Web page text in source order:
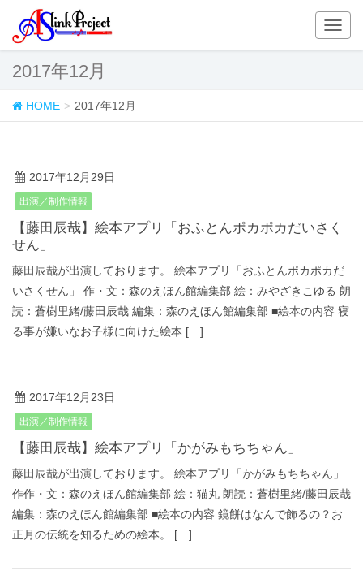
T
a
o
n
2017年12月
HOME 2017年12月
2017年12月29日
出演／制作情報
【藤田辰哉】絵本アプリ「おふとんポカポカだいさく
せん」
藤田辰哉が出演しております。 絵本アプリ「おふとんポカポカだ
いさくせん」 作・文：森のえほん館編集部 絵：みやざきこゆる 朗
読：蒼樹里緒/藤田辰哉 編集：森のえほん館編集部 ■絵本の内容 寝
る事が嫌いなお子様に向けた絵本 […]
2017年12月23日
出演／制作情報
【藤田辰哉】絵本アプリ「かがみもちちゃん」
藤田辰哉が出演しております。 絵本アプリ「かがみもちちゃん」
作作・文：森のえほん館編集部 絵：猫丸 朗読：蒼樹里緒/藤田辰哉
編集：森のえほん館編集部 ■絵本の内容 鏡餅はなんで飾るの？お
正月の伝統を知るための絵本。 […]